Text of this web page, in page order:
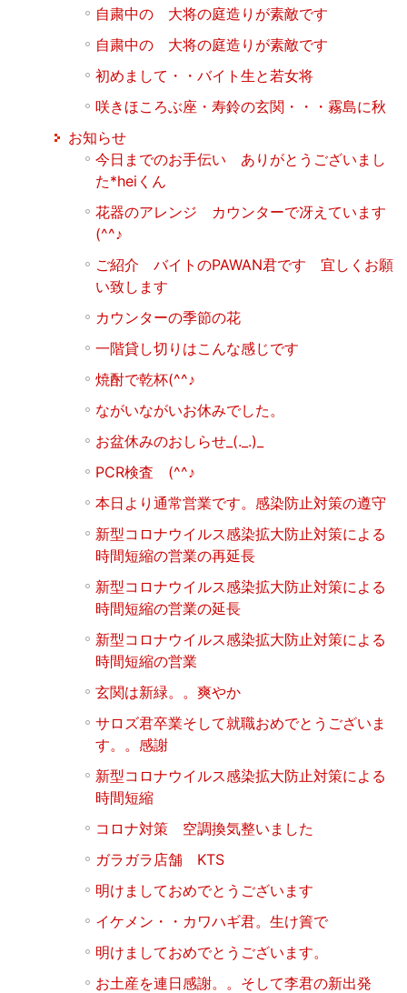
自粛中の 大将の庭造りが素敵です
自粛中の 大将の庭造りが素敵です
初めまして・・バイト生と若女将
咲きほころぶ座・寿鈴の玄関・・・霧島に秋
お知らせ
今日までのお手伝い ありがとうございまし
た*heiくん
花器のアレンジ カウンターで冴えています
(^^♪
ご紹介 バイトのPAWAN君です 宜しくお願
い致します
カウンターの季節の花
一階貸し切りはこんな感じです
焼酎で乾杯(^^♪
ながいながいお休みでした。
お盆休みのおしらせ_(._.)_
PCR検査 (^^♪
本日より通常営業です。感染防止対策の遵守
新型コロナウイルス感染拡大防止対策による
時間短縮の営業の再延長
新型コロナウイルス感染拡大防止対策による
時間短縮の営業の延長
新型コロナウイルス感染拡大防止対策による
時間短縮の営業
玄関は新緑。。爽やか
サロズ君卒業そして就職おめでとうございま
す。。感謝
新型コロナウイルス感染拡大防止対策による
時間短縮
コロナ対策 空調換気整いました
ガラガラ店舗 KTS
明けましておめでとうございます
イケメン・・カワハギ君。生け簀で
明けましておめでとうございます。
お土産を連日感謝。。そして李君の新出発